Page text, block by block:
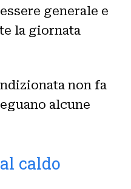
generale e
la giornata
non fa
alcune
caldo